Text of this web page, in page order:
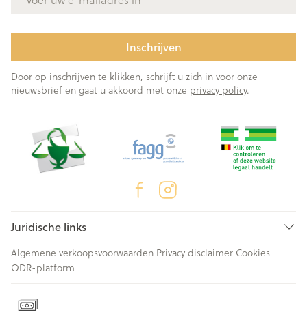
Inschrijven
Door op inschrijven te klikken, schrijft u zich in voor onze
nieuwsbrief en gaat u akkoord met onze privacy policy.
Juridische links
Algemene verkoopsvoorwaarden Privacy disclaimer Cookies
ODR-platform